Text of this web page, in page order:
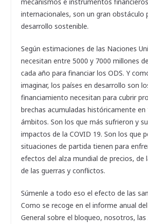
internacionales, son un gran obstáculo
desarrollo sostenible.
Según estimaciones de las Naciones
necesitan entre 5000 y 7000 millones
cada año para financiar los ODS. Y
imaginar, los países en desarrollo son
financiamiento necesitan para cubrir
brechas acumuladas históricamente
ámbitos. Son los que más sufrieron y
impactos de la COVID 19. Son los que
situaciones de partida tienen para
efectos del alza mundial de precios, de
de las guerras y conflictos.
Súmenle a todo eso el efecto de las
Como se recoge en el informe anual
General sobre el bloqueo, nosotros, las